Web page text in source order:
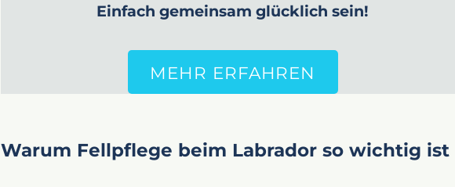
Einfach gemeinsam glücklich sein!
MEHR ERFAHREN
Warum Fellpflege beim Labrador so wichtig ist